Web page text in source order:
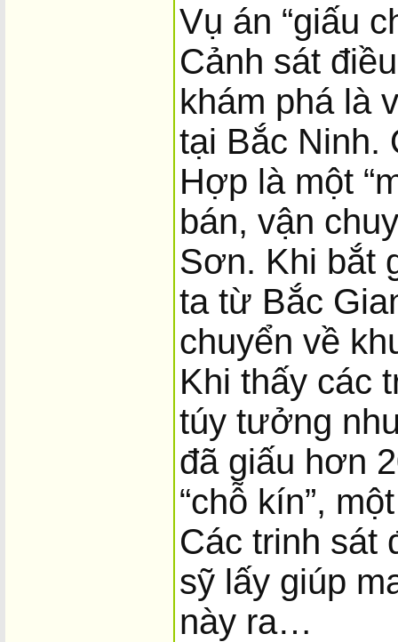
Vụ án “giấu
Cảnh sát
khám phá là
tại Bắc Ninh.
Hợp là một
bán, vận
Sơn. Khi bắt
ta từ Bắc
chuyển về
Khi thấy các
túy tưởng
đã giấu hơn
“chỗ kín”,
Các trinh sát
sỹ lấy giúp
này ra…